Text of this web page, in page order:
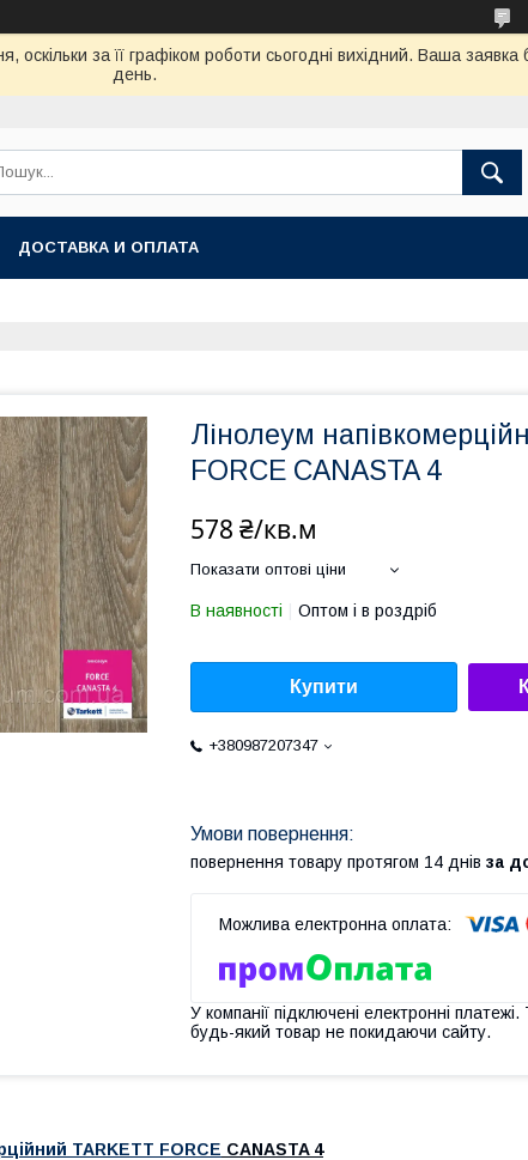
за її графіком роботи сьогодні вихідний. Ваша
день.
ДОСТАВКА И ОПЛАТА
Лінолеум
FORCE CANASTA 4
578 ₴/кв.м
Показати оптові ціни
В наявності Оптом і в роздріб
Купити
+380987207347
повернення товару протягом 14 днів за
У компанії підключені електронні
будь-який товар не покидаючи сайту.
TARKETT FORCE CANASTA 4